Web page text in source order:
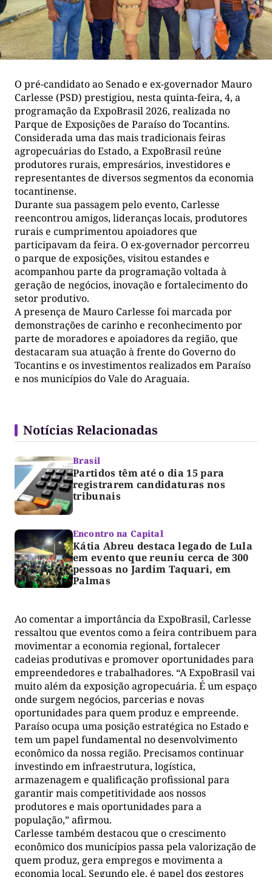
O pré-candidato ao Senado e ex-governador Mauro
Carlesse (PSD) prestigiou, nesta quinta-feira, 4, a
programação da ExpoBrasil 2026, realizada no
Parque de Exposições de Paraíso do Tocantins.
Considerada uma das mais tradicionais feiras
agropecuárias do Estado, a ExpoBrasil reúne
produtores rurais, empresários, investidores e
representantes de diversos segmentos da economia
tocantinense.
Durante sua passagem pelo evento, Carlesse
reencontrou amigos, lideranças locais, produtores
rurais e cumprimentou apoiadores que
participavam da feira. O ex-governador percorreu
o parque de exposições, visitou estandes e
acompanhou parte da programação voltada à
geração de negócios, inovação e fortalecimento do
setor produtivo.
A presença de Mauro Carlesse foi marcada por
demonstrações de carinho e reconhecimento por
parte de moradores e apoiadores da região, que
destacaram sua atuação à frente do Governo do
Tocantins e os investimentos realizados em Paraíso
e nos municípios do Vale do Araguaia.
Notícias Relacionadas
Brasil
Partidos têm até o dia 15 para
registrarem candidaturas nos
tribunais
Encontro na Capital
Kátia Abreu destaca legado de Lula
em evento que reuniu cerca de 300
pessoas no Jardim Taquari, em
Palmas
Ao comentar a importância da ExpoBrasil, Carlesse
ressaltou que eventos como a feira contribuem para
movimentar a economia regional, fortalecer
cadeias produtivas e promover oportunidades para
empreendedores e trabalhadores. “A ExpoBrasil vai
muito além da exposição agropecuária. É um espaço
onde surgem negócios, parcerias e novas
oportunidades para quem produz e empreende.
Paraíso ocupa uma posição estratégica no Estado e
tem um papel fundamental no desenvolvimento
econômico da nossa região. Precisamos continuar
investindo em infraestrutura, logística,
armazenagem e qualificação profissional para
garantir mais competitividade aos nossos
produtores e mais oportunidades para a
população,” afirmou.
Carlesse também destacou que o crescimento
econômico dos municípios passa pela valorização de
quem produz, gera empregos e movimenta a
economia local. Segundo ele, é papel dos gestores